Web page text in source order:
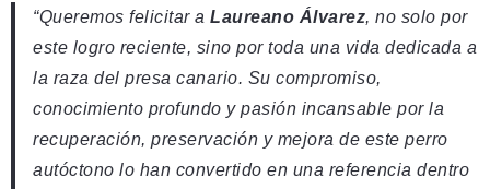
“Queremos felicitar a Laureano Álvarez, no solo por
este logro reciente, sino por toda una vida dedicada a
la raza del presa canario. Su compromiso,
conocimiento profundo y pasión incansable por la
recuperación, preservación y mejora de este perro
autóctono lo han convertido en una referencia dentro